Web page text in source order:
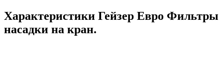
Характеристики Гейзер Евро Фильтры
насадки на кран.